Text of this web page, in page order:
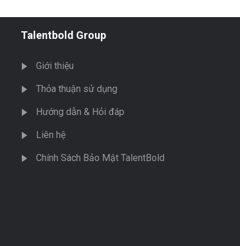
Talentbold Group
Giới thiệu
Thỏa thuận sử dụng
Hướng dẫn & Hỏi đáp
Liên hệ
Chính Sách Bảo Mật TalentBold